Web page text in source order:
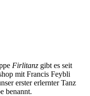
Firlitanz gibt es seit
mit Francis Feybli
erster erlernter Tanz
benannt.